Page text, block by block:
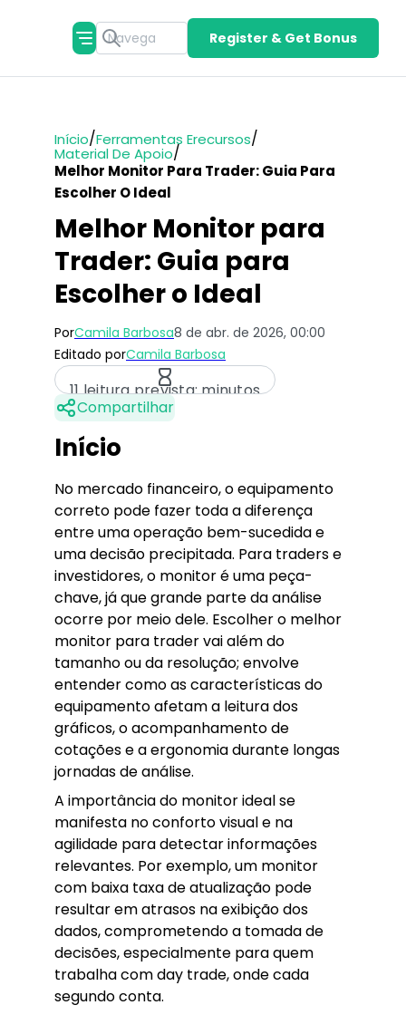
Register & Get Bonus
Início/Ferramentas Erecursos/
Material De Apoio/
Melhor Monitor Para Trader: Guia Para
Escolher O Ideal
Melhor Monitor para
Trader: Guia para
Escolher o Ideal
PorCamila Barbosa8 de abr. de 2026, 00:00
Editado porCamila Barbosa
11 leitura prevista: minutos
Compartilhar
Início
No mercado financeiro, o equipamento
correto pode fazer toda a diferença
entre uma operação bem-sucedida e
uma decisão precipitada. Para traders e
investidores, o monitor é uma peça-
chave, já que grande parte da análise
ocorre por meio dele. Escolher o melhor
monitor para trader vai além do
tamanho ou da resolução; envolve
entender como as características do
equipamento afetam a leitura dos
gráficos, o acompanhamento de
cotações e a ergonomia durante longas
jornadas de análise.
A importância do monitor ideal se
manifesta no conforto visual e na
agilidade para detectar informações
relevantes. Por exemplo, um monitor
com baixa taxa de atualização pode
resultar em atrasos na exibição dos
dados, comprometendo a tomada de
decisões, especialmente para quem
trabalha com day trade, onde cada
segundo conta.